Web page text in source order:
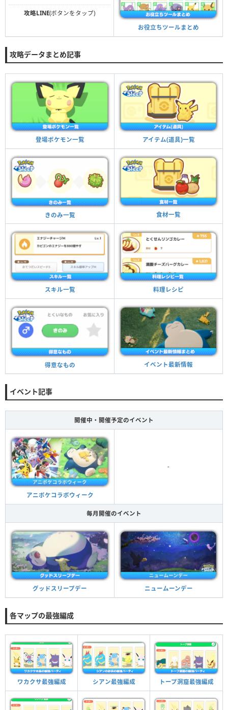
攻略LINE(ボタンをタップ)
お役立ちツールまとめ
攻略データまとめ記事
登場ポケモン一覧 アイテム(道具)一覧
きのみ一覧 食材一覧
スキル一覧 料理レシピ
得意なもの イベント最新情報
イベント記事
開催中・開催予定のイベント
アニポケコラボウィーク
-
毎月開催のイベント
グッドスリープデー ニュームーンデー
各マップの最強編成
ワカクサ最強編成 シアン最強編成 トープ洞窟最強編成